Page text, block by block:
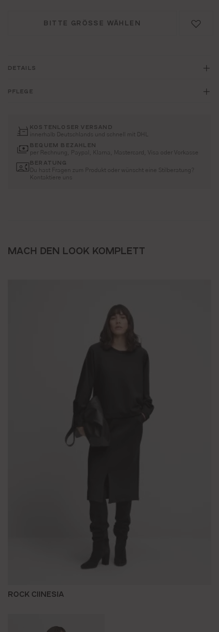
BITTE GRÖSSE WÄHLEN
DETAILS
PFLEGE
KOSTENLOSER VERSAND
innerhalb Deutschlands und schnell mit DHL
BEQUEM BEZAHLEN
per Rechnung, Paypal, Klarna, Mastercard, Visa oder Vorkasse
BERATUNG
Du hast Fragen zum Produkt oder wünscht eine Stilberatung?
Kontaktiere uns
MACH DEN LOOK KOMPLETT
ROCK CIINESIA